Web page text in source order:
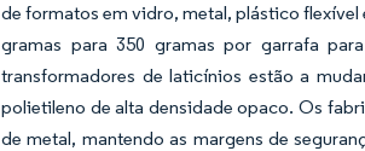
de formatos em vidro, metal, plástico
gramas para 350 gramas por garrafa
transformadores de laticínios estão a
polietileno de alta densidade opaco. Os
de metal, mantendo as margens de